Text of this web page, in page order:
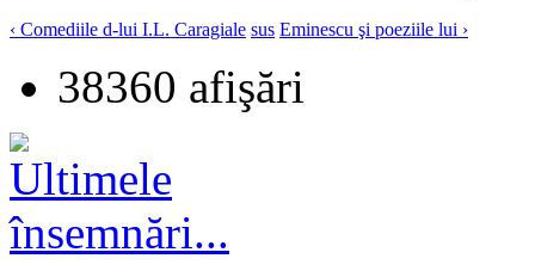
‹ Comediile d-lui I.L. Caragiale sus Eminescu şi poeziile lui ›
38360 afişări